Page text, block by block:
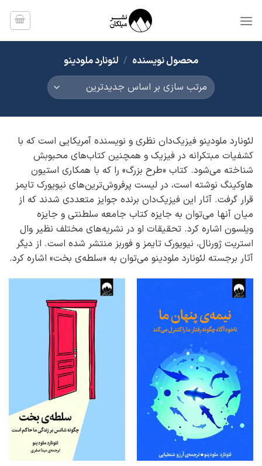
محصول نویسنده / لئونارد ملودینو
لئونارد ملودینو فیزیک‌دان نظری و نویسنده آمریکایی است که با
کشفیات مبتکرانه در فیزیک و همچنین کتاب‌های محبوبش
شناخته می‌شود. کتاب «طرح بزرگ» را که با همکاری استیون
هاوکینگ نوشته است، در لیست پرفروش‌ترین‌های نیویورک تایمز
قرار گرفت. آثار این فیزیک‌دان برنده جوایز متعددی شدند که از
میان آنها می‌توان به جایزه کتاب جامعه سلطنتی و جایزه
ویلسون اشاره کرد. تحقیقات او در نشریه‌های مختلف نظیر وال
استریت ژورنال، نیویورک تایمز و فوربز منتشر شده است. از دیگر
آثار برجسته لئونارد ملودینو می‌توان به «سلطه‌ی بخت» اشاره کرد.